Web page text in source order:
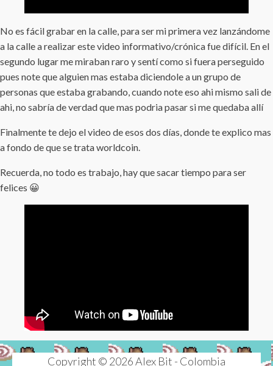
No es fácil grabar en la calle, para ser mi primera vez lanzándome
a la calle a realizar este video informativo/crónica fue difícil. En el
segundo lugar me miraban raro y sentí como si fuera perseguido
pues note que alguien mas estaba diciendole a un grupo de
personas que estaba grabando, cuando note eso ahi mismo sali de
ahi, no sabría de verdad que mas podria pasar si me quedaba allí
Finalmente te dejo el video de esos dos días, donde te explico mas
a fondo de que se trata worldcoin.
Recuerda, no todo es trabajo, hay que sacar tiempo para ser
felices 😀
Copyright © 2026 Alex Bit - Colombia